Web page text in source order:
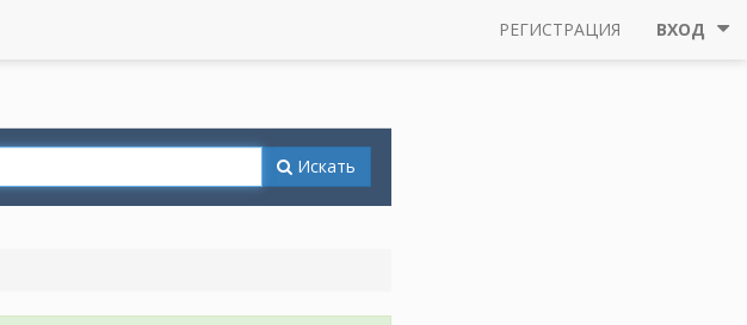
РЕГИСТРАЦИЯ ВХОД
Искать